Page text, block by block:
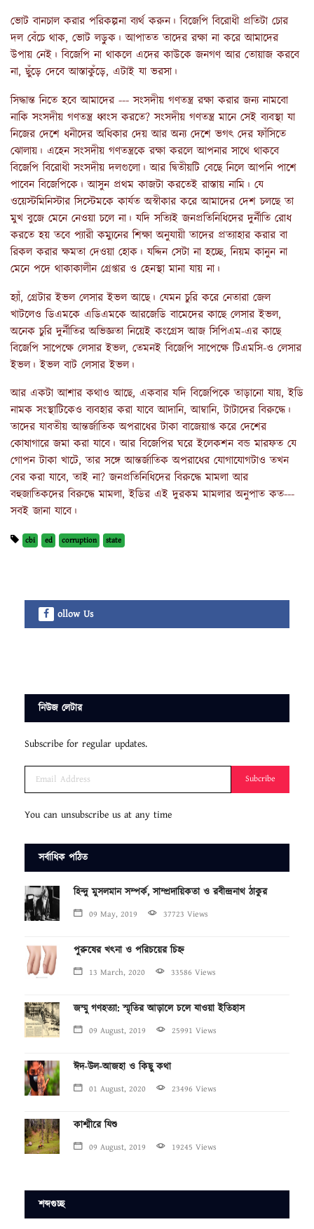
ভোট বানচাল করার পরিকল্পনা ব্যর্থ করুন। বিজেপি বিরোধী প্রতিটা চোর
দল বেঁচে থাক, ভোট লড়ুক। আপাতত তাদের রক্ষা না করে আমাদের
উপায় নেই। বিজেপি না থাকলে এদের কাউকে জনগণ আর তোয়াজ করবে
না, ছুঁড়ে দেবে আস্তাকুঁড়ে, এটাই যা ভরসা।
সিদ্ধান্ত নিতে হবে আমাদের --- সংসদীয় গণতন্ত্র রক্ষা করার জন্য নামবো
নাকি সংসদীয় গণতন্ত্র ধ্বংস করতে? সংসদীয় গণতন্ত্র মানে সেই ব্যবস্থা যা
নিজের দেশে ধনীদের অধিকার দেয় আর অন্য দেশে ভগৎ দের ফাঁসিতে
ঝোলায়। এহেন সংসদীয় গণতন্ত্রকে রক্ষা করলে আপনার সাথে থাকবে
বিজেপি বিরোধী সংসদীয় দলগুলো। আর দ্বিতীয়টি বেছে নিলে আপনি পাশে
পাবেন বিজেপিকে। আসুন প্রথম কাজটা করতেই রাস্তায় নামি। যে
ওয়েস্টমিনিস্টার সিস্টেমকে কার্যত অস্বীকার করে আমাদের দেশ চলছে তা
মুখ বুজে মেনে নেওয়া চলে না। যদি সত্যিই জনপ্রতিনিধিদের দুর্নীতি রোধ
করতে হয় তবে প্যারী কম্যুনের শিক্ষা অনুযায়ী তাদের প্রত্যাহার করার বা
রিকল করার ক্ষমতা দেওয়া হোক। যদ্দিন সেটা না হচ্ছে, নিয়ম কানুন না
মেনে পদে থাকাকালীন গ্রেপ্তার ও হেনস্থা মানা যায় না।
হ্যাঁ, গ্রেটার ইভল লেসার ইভল আছে। যেমন চুরি করে নেতারা জেল
খাটলেও ডিএমকে এডিএমকে আরজেডি বামেদের কাছে লেসার ইভল,
অনেক চুরি দুর্নীতির অভিজ্ঞতা নিয়েই কংগ্রেস আজ সিপিএম-এর কাছে
বিজেপি সাপেক্ষে লেসার ইভল, তেমনই বিজেপি সাপেক্ষে টিএমসি-ও লেসার
ইভল। ইভল বাট লেসার ইভল।
আর একটা আশার কথাও আছে, একবার যদি বিজেপিকে তাড়ানো যায়, ইডি
নামক সংস্থাটিকেও ব্যবহার করা যাবে আদানি, আম্বানি, টাটাদের বিরুদ্ধে।
তাদের যাবতীয় আন্তর্জাতিক অপরাধের টাকা বাজেয়াপ্ত করে দেশের
কোষাগারে জমা করা যাবে। আর বিজেপির ঘরে ইলেকশন বন্ড মারফত যে
গোপন টাকা খাটে, তার সঙ্গে আন্তর্জাতিক অপরাধের যোগাযোগটাও তখন
বের করা যাবে, তাই না? জনপ্রতিনিধিদের বিরুদ্ধে মামলা আর
বহুজাতিকদের বিরুদ্ধে মামলা, ইডির এই দুরকম মামলার অনুপাত কত---
সবই জানা যাবে।
cbi ed corruption state
ollow Us
নিউজ লেটার
Subscribe for regular updates.
Subcribe
You can unsubscribe us at any time
সর্বাধিক পঠিত
হিন্দু মুসলমান সম্পর্ক, সাম্প্রদায়িকতা ও রবীন্দ্রনাথ ঠাকুর
09 May, 2019 37723 Views
পুরুষের খৎনা ও পরিচয়ের চিহ্ন
13 March, 2020 33586 Views
জম্মু গণহত্যা: স্মৃতির আড়ালে চলে যাওয়া ইতিহাস
09 August, 2019 25991 Views
ঈদ-উল-আজহা ও কিছু কথা
01 August, 2020 23496 Views
কাশ্মীরে যিশু
09 August, 2019 19245 Views
শব্দগুচ্ছ